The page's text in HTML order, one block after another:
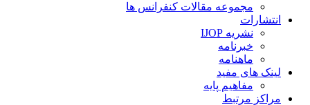
مجموعه مقالات کنفرانس ها
انتشارات
نشریه IJOP
خبرنامه
ماهنامه
لینک های مفید
مفاهیم پایه
مراکز مرتبط